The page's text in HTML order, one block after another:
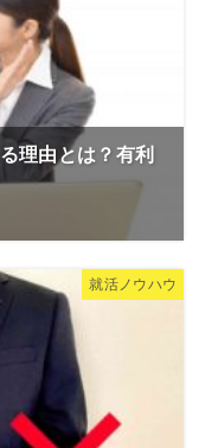
理由とは？有利
就活ノウハウ